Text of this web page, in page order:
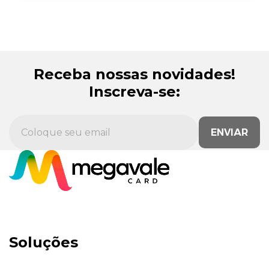
Receba nossas novidades!
Inscreva-se:
ENVIAR
Soluções